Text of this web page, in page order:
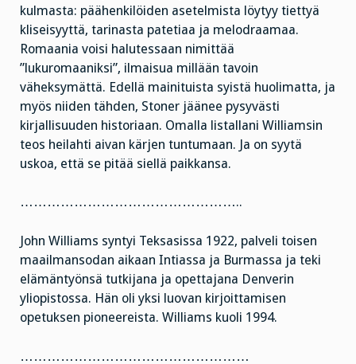
kulmasta: päähenkilöiden asetelmista löytyy tiettyä
kliseisyyttä, tarinasta patetiaa ja melodraamaa.
Romaania voisi halutessaan nimittää
”lukuromaaniksi”, ilmaisua millään tavoin
väheksymättä. Edellä mainituista syistä huolimatta, ja
myös niiden tähden, Stoner jäänee pysyvästi
kirjallisuuden historiaan. Omalla listallani Williamsin
teos heilahti aivan kärjen tuntumaan. Ja on syytä
uskoa, että se pitää siellä paikkansa.
…………………………………………..
John Williams syntyi Teksasissa 1922, palveli toisen
maailmansodan aikaan Intiassa ja Burmassa ja teki
elämäntyönsä tutkijana ja opettajana Denverin
yliopistossa. Hän oli yksi luovan kirjoittamisen
opetuksen pioneereista. Williams kuoli 1994.
……………………………………………